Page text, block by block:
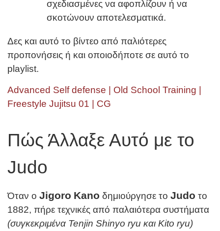
σχεδιασμένες να αφοπλίζουν ή να
σκοτώνουν αποτελεσματικά.
Δες και αυτό το βίντεο από παλιότερες
προπονήσεις ή και οποιοδήποτε σε αυτό το
playlist.
Advanced Self defense | Old School Training |
Freestyle Jujitsu 01 | CG
Πώς Άλλαξε Αυτό με το
Judo
Όταν ο Jigoro Kano δημιούργησε το Judo το
1882, πήρε τεχνικές από παλαιότερα συστήματα
(συγκεκριμένα Tenjin Shinyo ryu και Kito ryu)